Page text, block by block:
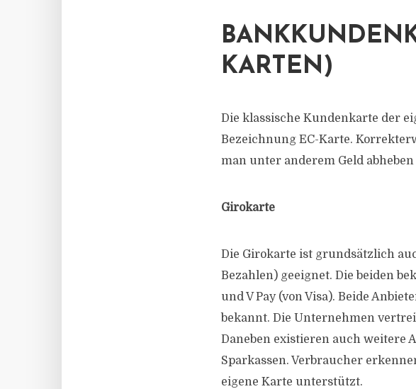
KARTEN)
Die klassische Kundenkarte der
Bezeichnung EC-Karte.
man unter anderem Geld
Girokarte
Die Girokarte ist grundsätzlich
Bezahlen) geeignet. Die beiden
und V Pay (von Visa). Beide
bekannt. Die Unternehmen
Daneben existieren auch weitere
Sparkassen. Verbraucher
eigene Karte unterstützt.